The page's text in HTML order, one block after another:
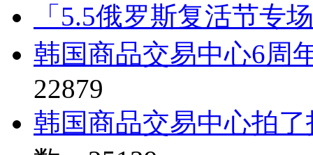
「5.5俄罗斯复活节专
韩国商品交易中心6周
22879
韩国商品交易中心拍